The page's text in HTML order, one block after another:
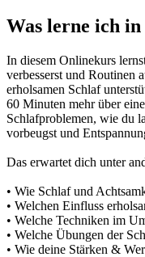
Was lerne ich
In diesem Onlinekurs
verbesserst und Routinen
erholsamen Schlaf
60 Minuten mehr über
Schlafproblemen, wie du
vorbeugst und
Das erwartet dich unter
• Wie Schlaf und
• Welchen Einfluss
• Welche Techniken im
• Welche Übungen der
• Wie deine Stärken &